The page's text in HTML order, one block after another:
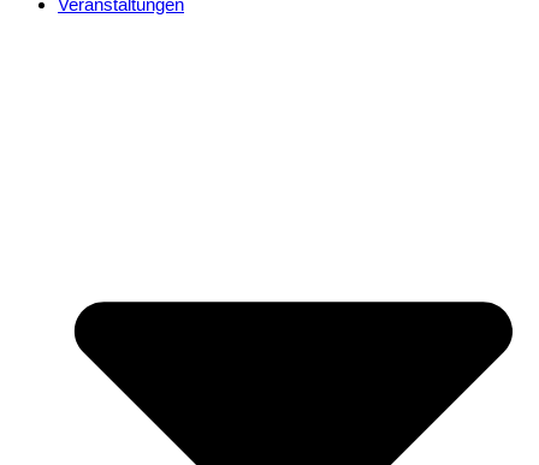
Veranstaltungen